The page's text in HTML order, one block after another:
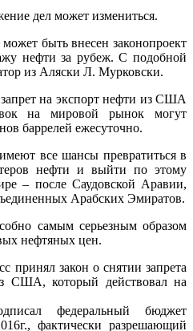
дел может измениться.
быть внесен законопроект
нефти за рубеж. С подобной
из Аляски Л. Мурковски.
на экспорт нефти из США
на мировой рынок могут
баррелей ежесуточно.
все шансы превратиться в
нефти и выйти по этому
– после Саудовской Аравии,
Арабских Эмиратов.
самым серьезным образом
нефтяных цен.
принял закон о снятии запрета
США, который действовал на
федеральный бюджет
фактически разрешающий